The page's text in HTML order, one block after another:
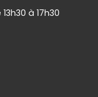
à 17h30